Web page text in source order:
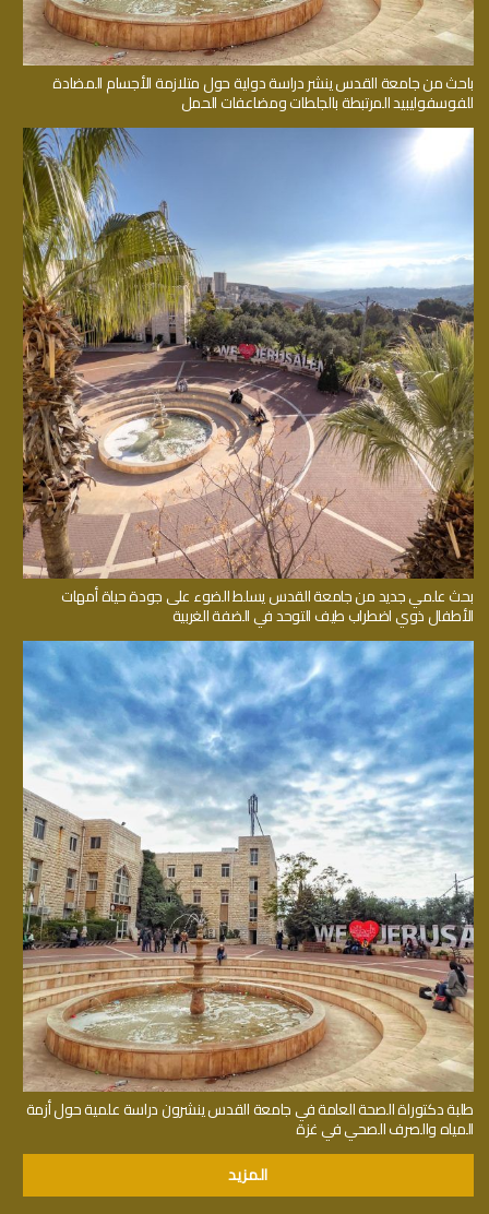
باحث من جامعة القدس ينشر دراسة دولية حول متلازمة الأجسام المضادة
للفوسفوليبيد المرتبطة بالجلطات ومضاعفات الحمل
بحث علمي جديد من جامعة القدس يسلط الضوء على جودة حياة أمهات
الأطفال ذوي اضطراب طيف التوحد في الضفة الغربية
طلبة دكتوراة الصحة العامة في جامعة القدس ينشرون دراسة علمية حول أزمة
المياه والصرف الصحي في غزة
المزيد